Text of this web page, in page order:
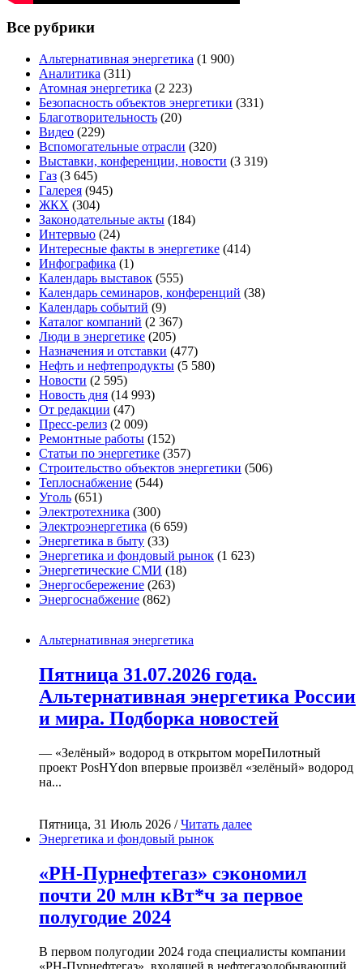
Все рубрики
Альтернативная энергетика (1 900)
Аналитика (311)
Атомная энергетика (2 223)
Безопасность объектов энергетики (331)
Благотворительность (20)
Видео (229)
Вспомогательные отрасли (320)
Выставки, конференции, новости (3 319)
Газ (3 645)
Галерея (945)
ЖКХ (304)
Законодательные акты (184)
Интервью (24)
Интересные факты в энергетике (414)
Инфографика (1)
Календарь выставок (555)
Календарь семинаров, конференций (38)
Календарь событий (9)
Каталог компаний (2 367)
Люди в энергетике (205)
Назначения и отставки (477)
Нефть и нефтепродукты (5 580)
Новости (2 595)
Новость дня (14 993)
От редакции (47)
Пресс-релиз (2 009)
Ремонтные работы (152)
Статьи по энергетике (357)
Строительство объектов энергетики (506)
Теплоснабжение (544)
Уголь (651)
Электротехника (300)
Электроэнергетика (6 659)
Энергетика в быту (33)
Энергетика и фондовый рынок (1 623)
Энергетические СМИ (18)
Энергосбережение (263)
Энергоснабжение (862)
Альтернативная энергетика
Пятница 31.07.2026 года.
Альтернативная энергетика России
и мира. Подборка новостей
— «Зелёный» водород в открытом мореПилотный
проект PosHYdon впервые произвёл «зелёный» водород
на...
Пятница, 31 Июль 2026 /Читать далее
Энергетика и фондовый рынок
«РН-Пурнефтегаз» сэкономил
почти 20 млн кВт*ч за первое
полугодие 2024
В первом полугодии 2024 года специалисты компании
«РН-Пурнефтегаз», входящей в нефтегазодобывающий